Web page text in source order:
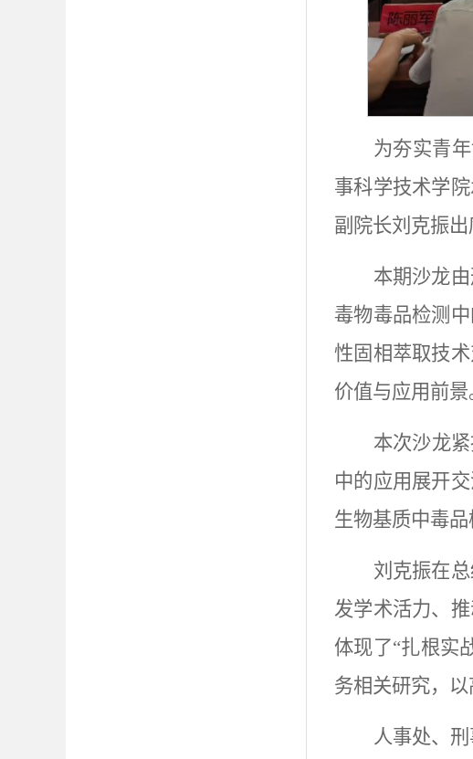
为夯实青
事科学技术学
副院长刘克振出
本期沙龙
毒物毒品检测
性固相萃取技
价值与应用前景
本次沙龙
中的应用展开
生物基质中毒
刘克振在
发学术活力、
体现了“扎根实
务相关研究，
人事处、